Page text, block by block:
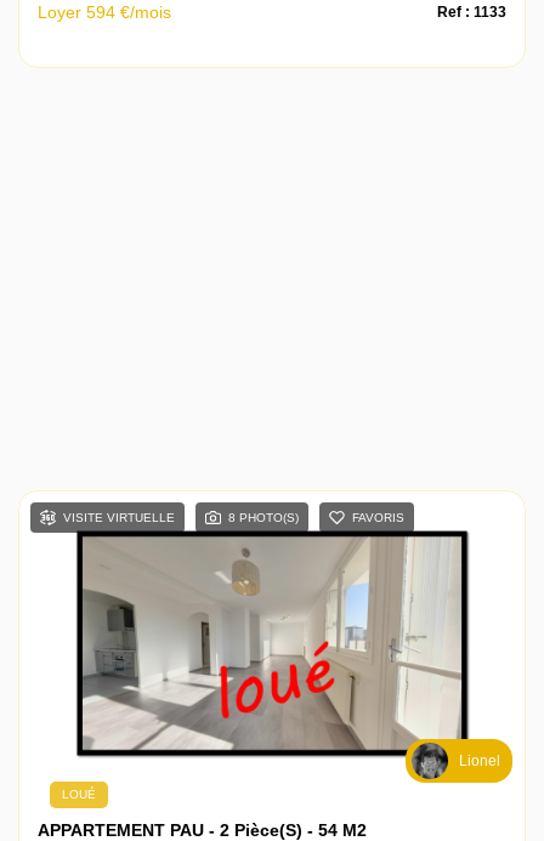
Loyer 594 €/mois Ref : 1133
VISITE VIRTUELLE 8 PHOTO(S) FAVORIS
Lionel
LOUÉ
APPARTEMENT PAU - 2 Pièce(s) - 54 M2